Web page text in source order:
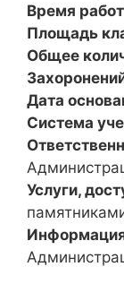
Время
Площадь
Общее
Дата
Система
Услуги,